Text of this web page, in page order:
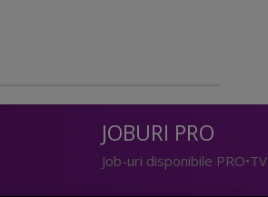
JOBURI PRO
Job-uri disponibile PRO•TV